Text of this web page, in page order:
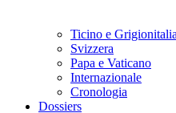
Ticino e
Svizzera
Papa e Vaticano
Internazionale
Cronologia
Dossiers